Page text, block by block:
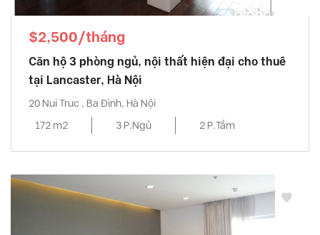
$2,500/tháng
Căn hộ 3 phòng ngủ, nội thất hiện đại cho thuê
tại Lancaster, Hà Nội
20 Nui Truc , Ba Đình, Hà Nội
172 m2
3 P.Ngủ 2 P.Tắm